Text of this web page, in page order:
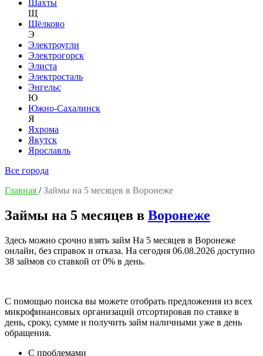
Шахты
Щ
Щёлково
Э
Электроугли
Электрогорск
Элиста
Электросталь
Энгельс
Ю
Южно-Сахалинск
Я
Яхрома
Якутск
Ярославль
Все города
Главная /Займы на 5 месяцев в Воронеже
Займы на 5 месяцев в Воронеже
Здесь можно срочно взять займ На 5 месяцев в Воронеже
онлайн, без справок и отказа. На сегодня 06.08.2026 доступно
38 займов со ставкой от 0% в день.
С помощью поиска вы можете отобрать предложения из всех
микрофинансовых организаций отсортировав по ставке в
день, сроку, сумме и получить займ наличными уже в день
обращения.
С проблемами